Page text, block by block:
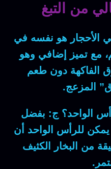
من التبغ
الأحجار هو نفسه في
مع تميز إضافي وهو
الفاكهة دون طعم
المزعج.
الواحد؟ ج: بفضل
يمكن للرأس الواحد أن
من 60 إلى 90 دقيقة من البخار الكثيف